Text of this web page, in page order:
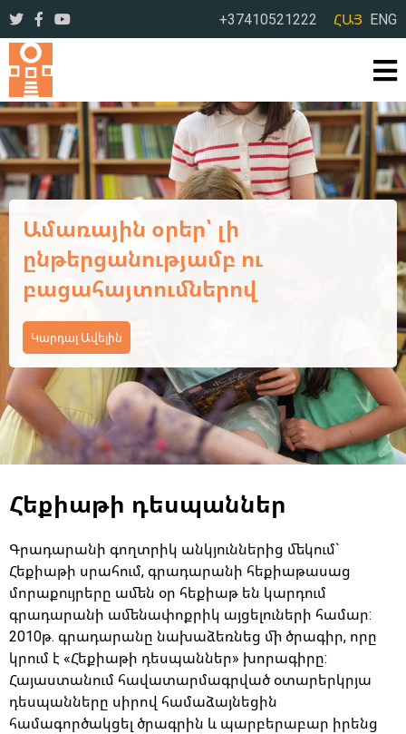
+37410521222 ՀԱՅ ENG
Ամառային օրեր՝ լի
ընթերցանությամբ ու
բացահայտումներով
Կարդալ Ավելին
Հեքիաթի դեսպաններ
Գրադարանի գողտրիկ անկյուններից մեկում`
Հեքիաթի սրահում, գրադարանի հեքիաթասաց
մորաքույրերը ամեն օր հեքիաթ են կարդում
գրադարանի ամենափոքրիկ այցելուների համար:
2010թ. գրադարանը նախաձեռնեց մի ծրագիր, որը
կրում է «Հեքիաթի դեսպաններ» խորագիրը:
Հայաստանում հավատարմագրված օտարերկրյա
դեսպանները սիրով համաձայնեցին
համագործակցել ծրագրին և պարբերաբար իրենց